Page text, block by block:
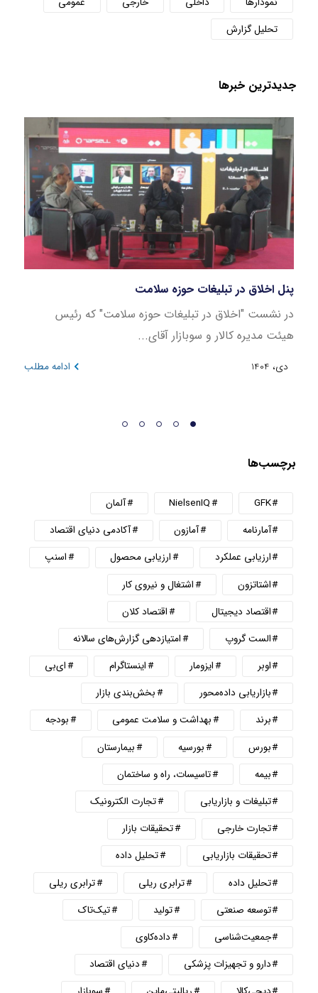
تحلیل گزارش
جدید‌ترین خبر‌ها
پنل اخلاق در تبلیغات حوزه سلامت
در نشست "اخلاق در تبلیغات حوزه سلامت" که رئیس
هیئت مدیره کالار و سوبازار آقای...
دی، 1404 ادامه مطلب
برچسب‌ها
GFK
NielsenIQ
آلمان
آمارنامه
آمازون
آکادمی دنیای اقتصاد
ارزیابی عملکرد
ارزیابی محصول
اسنپ
اشتاتزون
اشتغال و نیروی کار
اقتصاد دیجیتال
اقتصاد کلان
الست گروپ
امتیازدهی گزارش‌های سالانه
اوبر
ایزومار اینستاگرام
ای‌بی
بازاریابی داده‌محور
بخش‌بندی بازار
برند
بهداشت و سلامت عمومی
بودجه
بورس
بورسیه
بیمارستان
بیمه
تاسیسات، راه و ساختمان
تبلیغات و بازاریابی
تجارت الکترونیک
تجارت خارجی
تحقیقات بازار
تحقیقات بازاریابی
تحلیل داده
تحلیل داده
ترابری ریلی
ترابری ریلی
توسعه صنعتی
تولید
تیک‌تاک
جمعیت‌شناسی
داده‌کاوی
دارو و تجهیزات پزشکی
دنیای اقتصاد